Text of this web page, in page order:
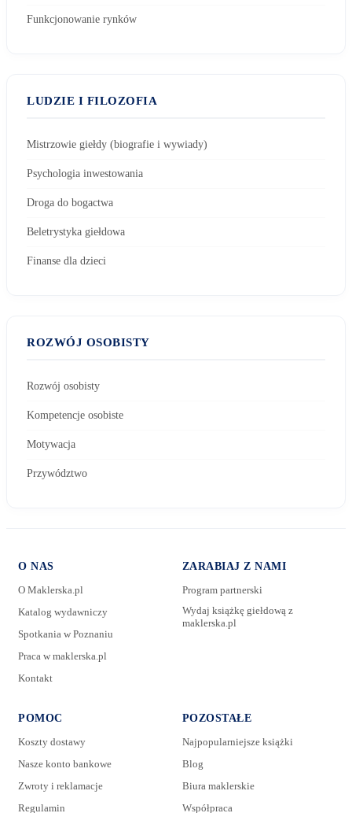
Funkcjonowanie rynków
LUDZIE I FILOZOFIA
Mistrzowie giełdy (biografie i wywiady)
Psychologia inwestowania
Droga do bogactwa
Beletrystyka giełdowa
Finanse dla dzieci
ROZWÓJ OSOBISTY
Rozwój osobisty
Kompetencje osobiste
Motywacja
Przywództwo
O NAS
O Maklerska.pl
Katalog wydawniczy
Spotkania w Poznaniu
Praca w maklerska.pl
Kontakt
ZARABIAJ Z NAMI
Program partnerski
Wydaj książkę giełdową z
maklerska.pl
POMOC
Koszty dostawy
Nasze konto bankowe
Zwroty i reklamacje
Regulamin
POZOSTAŁE
Najpopularniejsze książki
Blog
Biura maklerskie
Współpraca
E-mail: